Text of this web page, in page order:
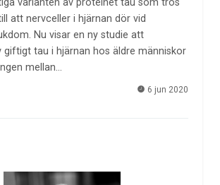
att nervceller i hjärnan dör vid
Nu visar en ny studie att
giftigt tau i hjärnan hos äldre människor
mellan…
6 jun 2020